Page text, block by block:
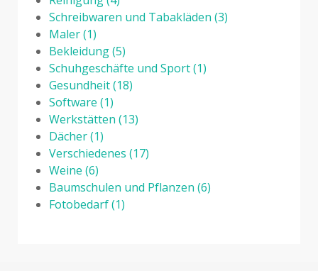
Schreibwaren und Tabakläden (3)
Maler(1)
Bekleidung(5)
Schuhgeschäfte und Sport(1)
Gesundheit(18)
Software (1)
Werkstätten (13)
Dächer(1)
Verschiedenes (17)
Weine (6)
Baumschulen und Pflanzen (6)
Fotobedarf(1)